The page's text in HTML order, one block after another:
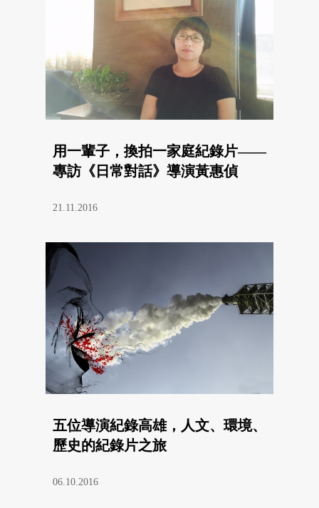
用一輩子，換拍一家庭紀錄片——
專訪《日常對話》導演黃惠偵
21.11.2016
五位導演紀錄高雄，人文、環境、
歷史的紀錄片之旅
06.10.2016